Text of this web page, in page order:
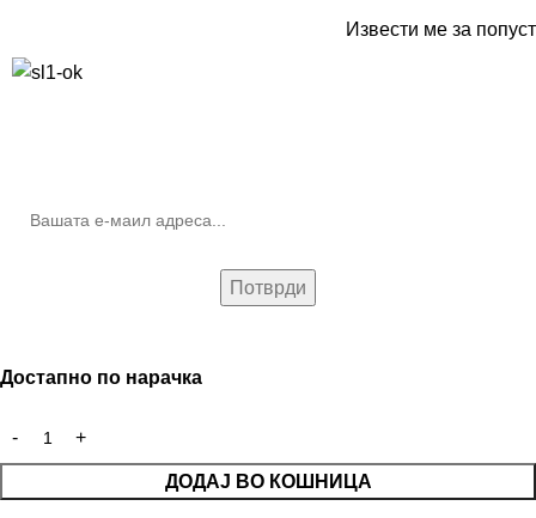
Извести ме за попуст
Достапно по нарачка
ДОДАЈ ВО КОШНИЦА